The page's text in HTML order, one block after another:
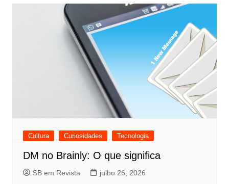
Cultura Curiosidades Tecnologia
DM no Brainly: O que significa
SB em Revista julho 26, 2026